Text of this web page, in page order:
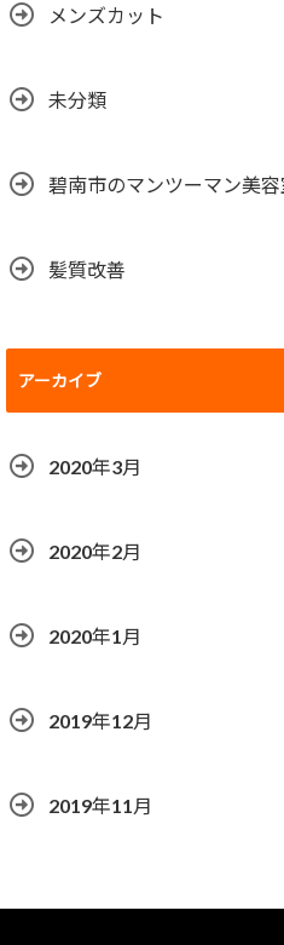
メンズカット
未分類
碧南市のマンツーマン美
髪質改善
アーカイブ
2020年3月
2020年2月
2020年1月
2019年12月
2019年11月